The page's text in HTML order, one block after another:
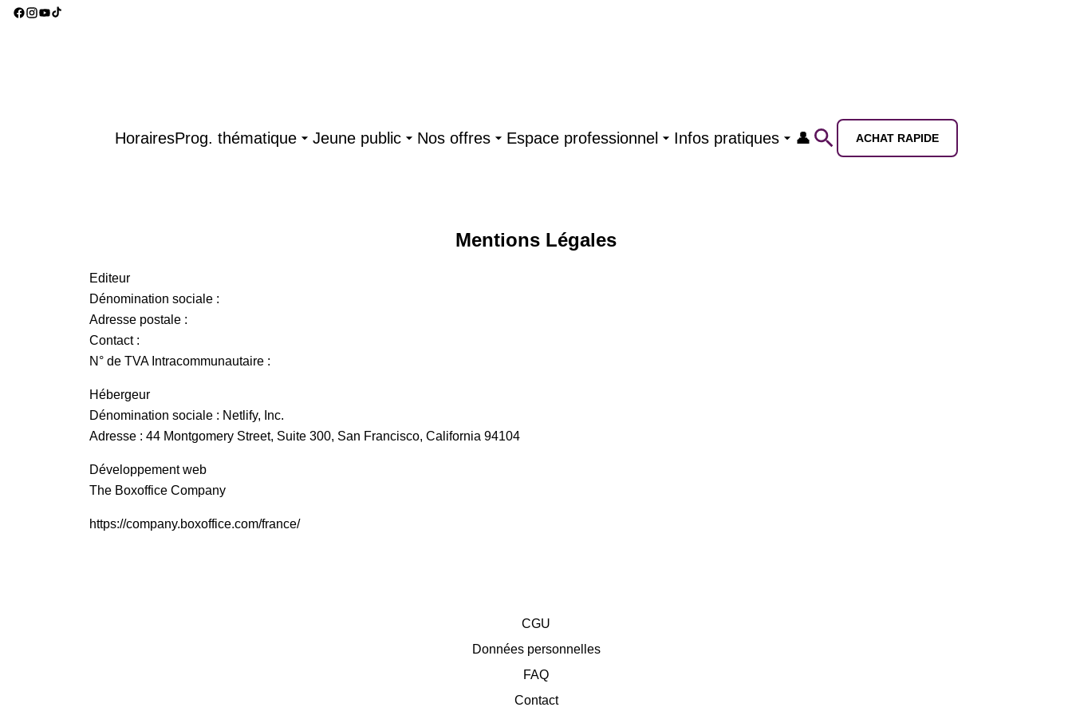
HorairesProg. thématique Jeune public Nos offres Espace professionnel Infos pratiques 👤 ACHAT RAPIDE
Mentions Légales
Editeur
Dénomination sociale :
Adresse postale :
Contact :
N° de TVA Intracommunautaire :
Hébergeur
Dénomination sociale : Netlify, Inc.
Adresse : 44 Montgomery Street, Suite 300, San Francisco, California 94104
Développement web
The Boxoffice Company
https://company.boxoffice.com/france/
CGU
Données personnelles
FAQ
Contact